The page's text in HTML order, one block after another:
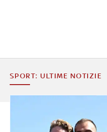
SPORT: ULTIME NOTIZIE